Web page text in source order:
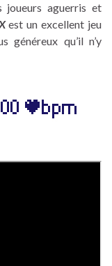
joueurs aguerris et
est un excellent jeu
généreux qu’il n’y